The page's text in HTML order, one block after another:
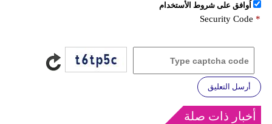
اُوافق على شروط الأستخدام
Security Code *
أرسل التعليق
أخبار ذات صلة